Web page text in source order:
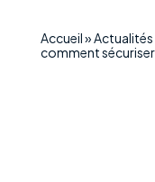
Accueil»Actualités
comment sécuriser